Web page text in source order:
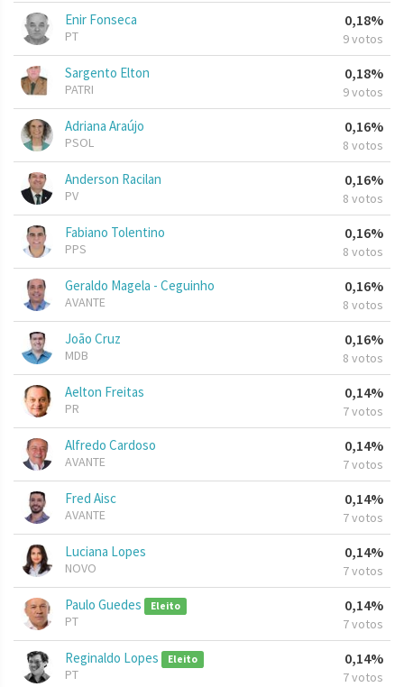
Enir Fonseca
PT
0,18%
9 votos
Sargento Elton
PATRI
0,18%
9 votos
Adriana Araújo
PSOL
0,16%
8 votos
Anderson Racilan
PV
0,16%
8 votos
Fabiano Tolentino
PPS
0,16%
8 votos
Geraldo Magela - Ceguinho
AVANTE
0,16%
8 votos
João Cruz
MDB
0,16%
8 votos
Aelton Freitas
PR
0,14%
7 votos
Alfredo Cardoso
AVANTE
0,14%
7 votos
Fred Aisc
AVANTE
0,14%
7 votos
Luciana Lopes
NOVO
0,14%
7 votos
Paulo Guedes Eleito
PT
0,14%
7 votos
Reginaldo Lopes Eleito
PT
0,14%
7 votos